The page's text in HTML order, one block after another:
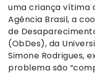
uma criança vítima
Agência Brasil, a
de
(ObDes), da
Simone Rodrigues,
problema são